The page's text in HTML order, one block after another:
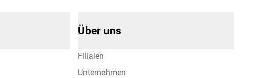
Über uns
Filialen
Unternehmen